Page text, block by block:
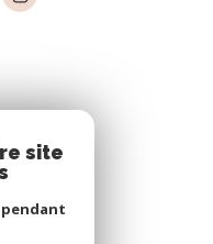
site
pendant